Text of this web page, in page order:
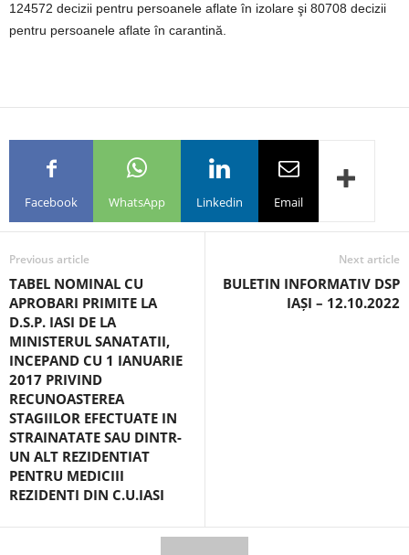
124572 decizii pentru persoanele aflate în izolare şi 80708 decizii
pentru persoanele aflate în carantină.
Facebook WhatsApp Linkedin Email
Previous article
TABEL NOMINAL CU
APROBARI PRIMITE LA
D.S.P. IASI DE LA
MINISTERUL SANATATII,
INCEPAND CU 1 IANUARIE
2017 PRIVIND
RECUNOASTEREA
STAGIILOR EFECTUATE IN
STRAINATATE SAU DINTR-
UN ALT REZIDENTIAT
PENTRU MEDICIII
REZIDENTI DIN C.U.IASI
Next article
BULETIN INFORMATIV DSP
IAȘI – 12.10.2022